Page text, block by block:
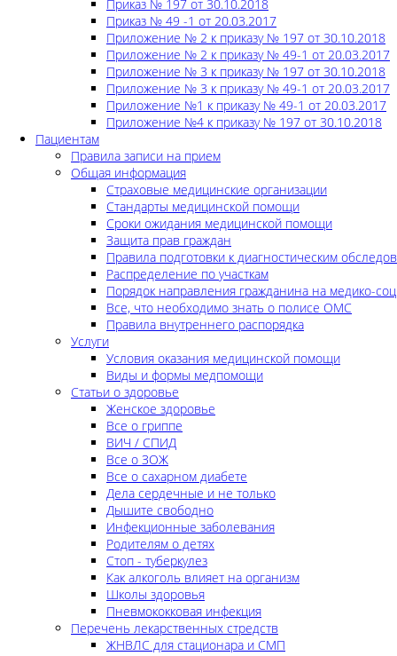
Приказ № 197 от 30.10.2018
Приказ № 49 -1 от 20.03.2017
Приложение № 2 к приказу № 197 от 30.10.2018
Приложение № 2 к приказу № 49-1 от 20.03.2017
Приложение № 3 к приказу № 197 от 30.10.2018
Приложение № 3 к приказу № 49-1 от 20.03.2017
Приложение №1 к приказу № 49-1 от 20.03.2017
Приложение №4 к приказу № 197 от 30.10.2018
Пациентам
Правила записи на прием
Общая информация
Страховые медицинские организации
Стандарты медицинской помощи
Сроки ожидания медицинской помощи
Защита прав граждан
Правила подготовки к диагностическим
Распределение по участкам
Порядок направления гражданина на медико-
Все, что необходимо знать о полисе ОМС
Правила внутреннего распорядка
Услуги
Условия оказания медицинской помощи
Виды и формы медпомощи
Статьи о здоровье
Женское здоровье
Все о гриппе
ВИЧ / СПИД
Все о ЗОЖ
Все о сахарном диабете
Дела сердечные и не только
Дышите свободно
Инфекционные заболевания
Родителям о детях
Стоп - туберкулез
Как алкоголь влияет на организм
Школы здоровья
Пневмококковая инфекция
Перечень лекарственных стредств
ЖНВЛС для стационара и СМП